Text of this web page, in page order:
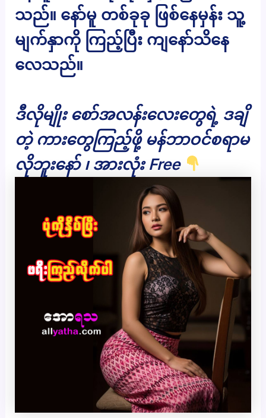
သည်။ နော်မူ တစ်ခုခု ဖြစ်နေမှန်း သူ့
မျက်နှာကို ကြည့်ပြီး ကျနော်သိနေ
လေသည်။
ဒီလိုမျိုး စော်အလန်းလေးတွေရဲ့ ဒချိ
တဲ့ ကားတွေကြည့်ဖို့ မန်ဘာဝင်စရာမ
လိုဘူးနော် ၊ အားလုံး Free